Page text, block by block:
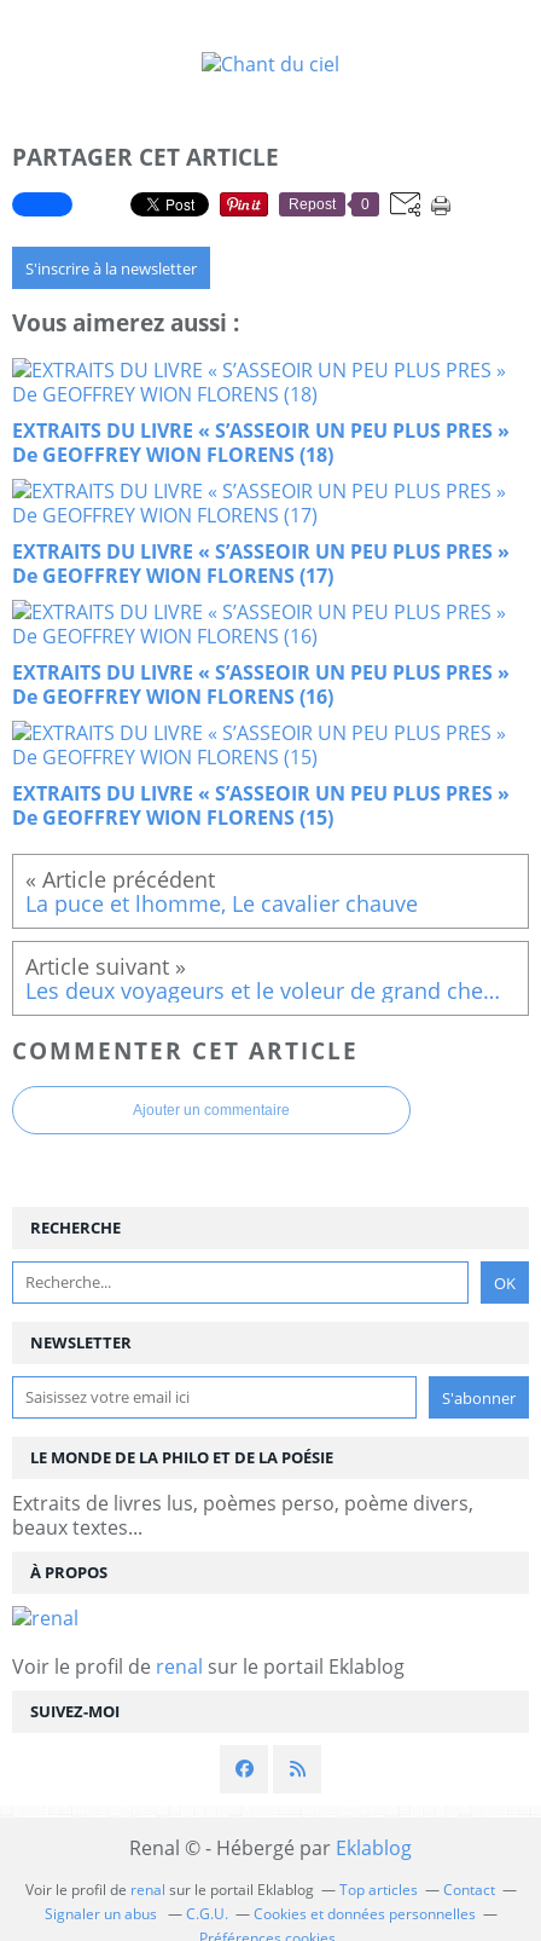
PARTAGER CET ARTICLE
Repost 0
S'inscrire à la newsletter
Vous aimerez aussi :
EXTRAITS DU LIVRE « S’ASSEOIR UN PEU PLUS PRES »
De GEOFFREY WION FLORENS (18)
EXTRAITS DU LIVRE « S’ASSEOIR UN PEU PLUS PRES »
De GEOFFREY WION FLORENS (17)
EXTRAITS DU LIVRE « S’ASSEOIR UN PEU PLUS PRES »
De GEOFFREY WION FLORENS (16)
EXTRAITS DU LIVRE « S’ASSEOIR UN PEU PLUS PRES »
De GEOFFREY WION FLORENS (15)
La puce et lhomme, Le cavalier chauve
Les deux voyageurs et le voleur de grand chemin
COMMENTER CET ARTICLE
Ajouter un commentaire
NEWSLETTER
SUIVEZ-MOI
RECHERCHE
LE MONDE DE LA PHILO ET DE LA POÉSIE
Extraits de livres lus, poèmes perso, poème divers,
beaux textes...
À PROPOS
Voir le profil de renal sur le portail Eklablog
Renal © - Hébergé par Eklablog
Voir le profil de renal sur le portail Eklablog Top articles
Contact
Signaler un abus
C.G.U.
Cookies et données personnelles